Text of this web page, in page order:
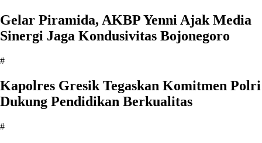
Gelar Piramida, AKBP Yenni Ajak Media
Sinergi Jaga Kondusivitas Bojonegoro
#
Kapolres Gresik Tegaskan Komitmen Polri
Dukung Pendidikan Berkualitas
#